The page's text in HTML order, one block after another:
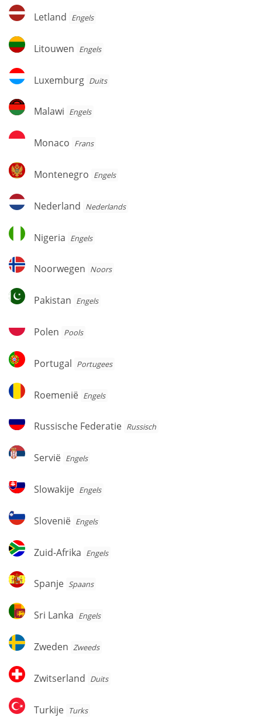
Letland
Letland Engels
Litouwen
Litouwen Engels
Luxemburg
Luxemburg Duits
Malawi
Malawi Engels
Monaco
Monaco Frans
Montenegro
Montenegro Engels
Nederland
Nederland Nederlands
Nigeria
Nigeria Engels
Noorwegen
Noorwegen Noors
Pakistan
Pakistan Engels
Polen
Polen Pools
Portugal
Portugal Portugees
Roemenië
Roemenië Engels
Russische
Federatie
Russische Federatie Russisch
Servië
Servië Engels
Slowakije
Slowakije Engels
Slovenië
Slovenië Engels
Zuid-
Afrika
Zuid-Afrika Engels
Spanje
Spanje Spaans
Sri
Lanka
Sri Lanka Engels
Zweden
Zweden Zweeds
Zwitserland
Zwitserland Duits
Turkije
Turkije Turks